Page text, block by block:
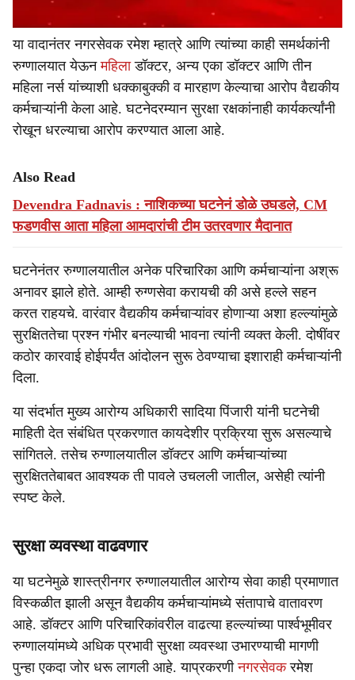
या वादानंतर नगरसेवक रमेश म्हात्रे आणि त्यांच्या काही समर्थकांनी
रुग्णालयात येऊनमहिलाडॉक्टर, अन्य एका डॉक्टर आणि तीन
महिला नर्स यांच्याशी धक्काबुक्की व मारहाण केल्याचा आरोप वैद्यकीय
कर्मचाऱ्यांनी केला आहे. घटनेदरम्यान सुरक्षा रक्षकांनाही कार्यकर्त्यांनी
रोखून धरल्याचा आरोप करण्यात आला आहे.
Also Read
Devendra Fadnavis : नाशिकच्या घटनेनं डोळे उघडले, CM
फडणवीस आता महिला आमदारांची टीम उतरवणार मैदानात
घटनेनंतर रुग्णालयातील अनेक परिचारिका आणि कर्मचाऱ्यांना अश्रू
अनावर झाले होते. आम्ही रुग्णसेवा करायची की असे हल्ले सहन
करत राहयचे. वारंवार वैद्यकीय कर्मचाऱ्यांवर होणाऱ्या अशा हल्ल्यांमुळे
सुरक्षिततेचा प्रश्न गंभीर बनल्याची भावना त्यांनी व्यक्त केली. दोषींवर
कठोर कारवाई होईपर्यंत आंदोलन सुरू ठेवण्याचा इशाराही कर्मचाऱ्यांनी
दिला.
या संदर्भात मुख्य आरोग्य अधिकारी सादिया पिंजारी यांनी घटनेची
माहिती देत संबंधित प्रकरणात कायदेशीर प्रक्रिया सुरू असल्याचे
सांगितले. तसेच रुग्णालयातील डॉक्टर आणि कर्मचाऱ्यांच्या
सुरक्षिततेबाबत आवश्यक ती पावले उचलली जातील, असेही त्यांनी
स्पष्ट केले.
सुरक्षा व्यवस्था वाढवणार
या घटनेमुळे शास्त्रीनगर रुग्णालयातील आरोग्य सेवा काही प्रमाणात
विस्कळीत झाली असून वैद्यकीय कर्मचाऱ्यांमध्ये संतापाचे वातावरण
आहे. डॉक्टर आणि परिचारिकांवरील वाढत्या हल्ल्यांच्या पार्श्वभूमीवर
रुग्णालयांमध्ये अधिक प्रभावी सुरक्षा व्यवस्था उभारण्याची मागणी
पुन्हा एकदा जोर धरू लागली आहे. याप्रकरणीनगरसेवकरमेश